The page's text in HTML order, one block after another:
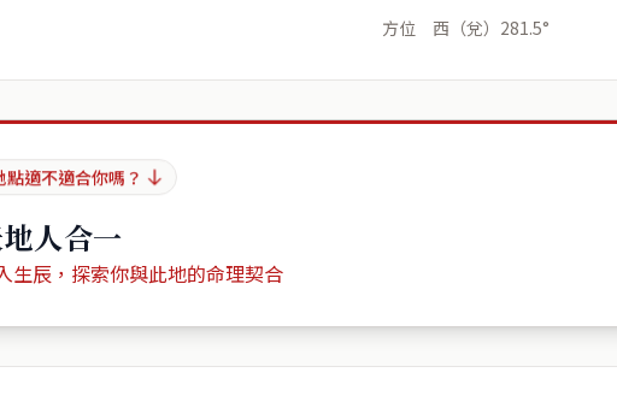
方位 西（兌）281.5°
點適不適合你嗎？
人合一
生辰，探索你與此地的命理契合